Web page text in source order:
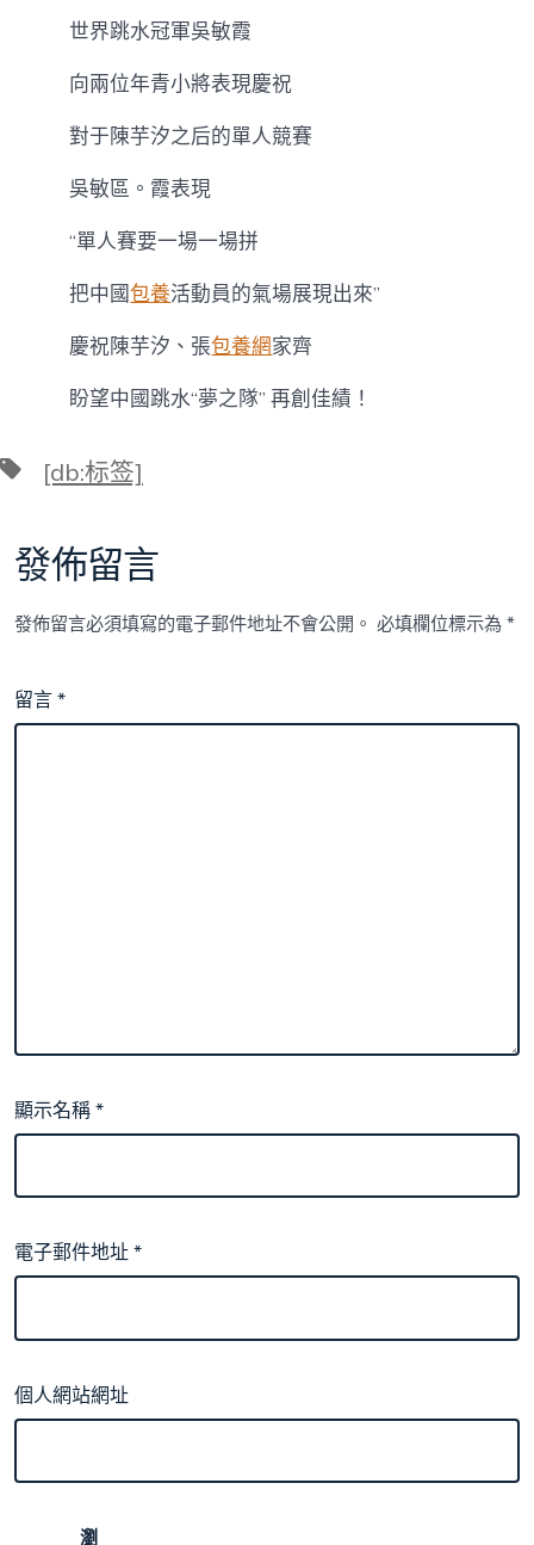
世界跳水冠軍吳敏霞
向兩位年青小將表現慶祝
對于陳芋汐之后的單人競賽
吳敏區。霞表現
“單人賽要一場一場拼
把中國包養活動員的氣場展現出來”
慶祝陳芋汐、張包養網家齊
盼望中國跳水“夢之隊” 再創佳績！
標 [db:标签]
發佈留言
發佈留言必須填寫的電子郵件地址不會公開。 必填欄位標示為*
留言*
顯示名稱*
電子郵件地址*
個人網站網址
瀏